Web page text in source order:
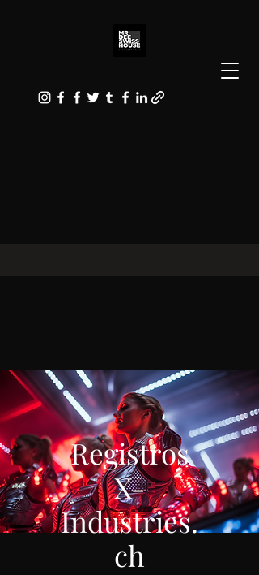
Registros
X-
Industries.
ch